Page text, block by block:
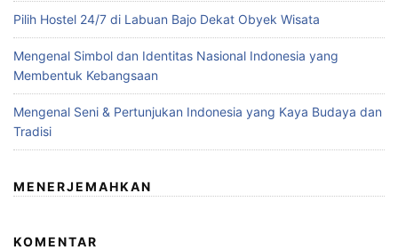
Pilih Hostel 24/7 di Labuan Bajo Dekat Obyek Wisata
Mengenal Simbol dan Identitas Nasional Indonesia yang
Membentuk Kebangsaan
Mengenal Seni & Pertunjukan Indonesia yang Kaya Budaya dan
Tradisi
MENERJEMAHKAN
KOMENTAR